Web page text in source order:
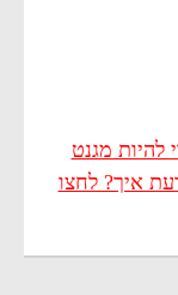
מגנט
איך? לחצו